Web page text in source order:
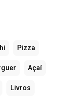
Pizza
Açaí
Livros